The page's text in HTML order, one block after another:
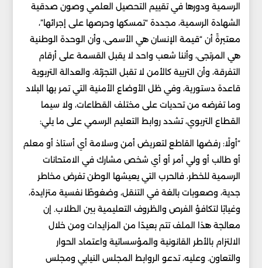
الرسمية ودورها في تقييم التحصيل العلمي وصون صدقية
الشهادة الرسمية، مجددة “تمسكها وحرصها على إجرائها”،
معتبرةً أن “قيمة الإنسان هي الأسمى، وأن الوحدة الوطنية
هي المرتجى، وأننا شعب واحد لا يقبل القسمة على أرقام
التفرقة، وأن التربية كالأمن لا تقبل التجزئة، والعدالة التربوية
قاعدة دستورية، وفي ظل الأوضاع الأمنية التي تمر بها البلاد
وما تفرضه من تحديات على مختلف القطاعات، ولا سيما
القطاع التربوي، تشدد روابط التعليم الرسمي على ما يلي:
“أولًا: رفضها القاطع لتعريض أمن وسلامة أي أستاذ أو معلم
أو طالب أو ولي أمر أو أي شخص مشارك في الامتحانات
الرسمية للخطر، فالحرب التي يعيشها الوطن تفرض مخاطر
جدية، وصعوبات بالغة في التنقل، وضغوطًا نفسية متزايدة،
وغيابًا لتكافؤ الفرص والظروف التعليمية بين الطلاب. إن
معالجة هذا الملف تتم بعيدًا من المزايدات ومن خلال
الالتزام بالأطر القانونية والمؤسساتية واعتماد الحوار
والتعاون. وعليه، تدعو الروابط المجلس النيابي ومجلس